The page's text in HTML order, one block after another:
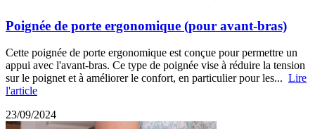
Poignée de porte ergonomique (pour avant-bras)
Cette poignée de porte ergonomique est conçue pour permettre un
appui avec l'avant-bras. Ce type de poignée vise à réduire la tension
sur le poignet et à améliorer le confort, en particulier pour les... Lire
l'article
23/09/2024